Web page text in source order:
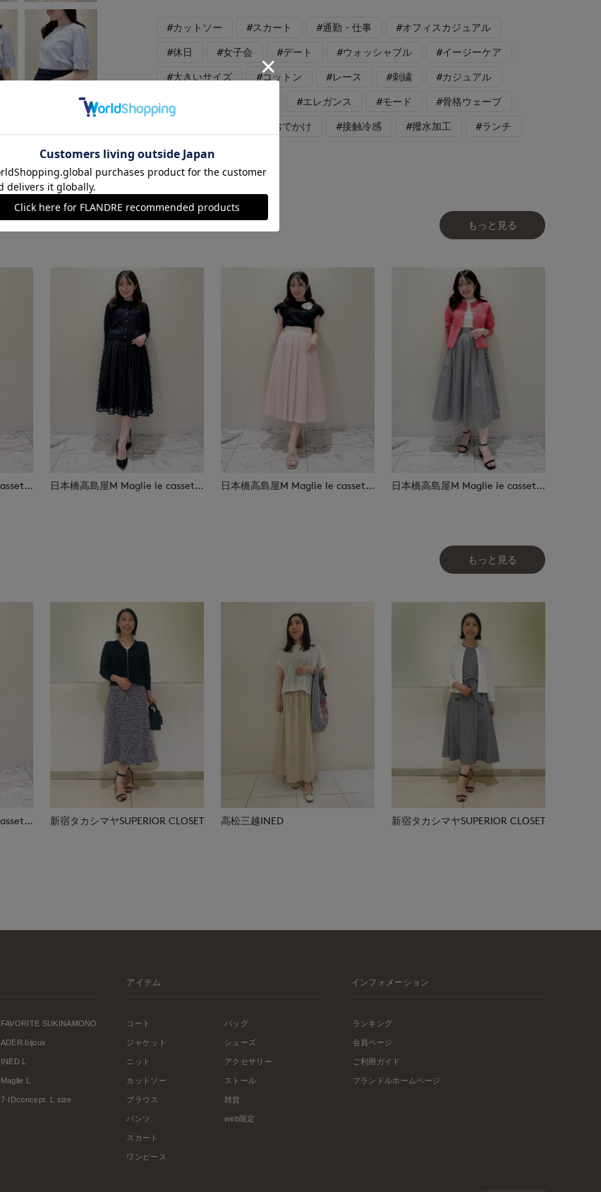
#カットソー #スカート #通勤・仕事 #オフィスカジュアル
#休日 #女子会 #デート #ウォッシャブル #イージーケア
#大きいサイズ #コットン #レース #刺繍 #カジュアル
#エレガンス #モード #骨格ウェーブ
#おでかけ #接触冷感 #撥水加工 #ランチ
もっと見る
日本橋高島屋M Maglie le cassetto 日本橋高島屋M Maglie le cassetto 日本橋高島屋M Maglie le cassetto 日本橋高島屋M Maglie le cassetto
もっと見る
日本橋高島屋M Maglie le cassetto 新宿タカシマヤSUPERIOR CLOSET 高松三越INED 新宿タカシマヤSUPERIOR CLOSET
FAVORITE SUKINAMONO
ADER.bijoux
INED L
Maglie L
7-IDconcept. L size
アイテム
コート
ジャケット
ニット
カットソー
ブラウス
パンツ
スカート
ワンピース
バッグ
シューズ
アクセサリー
ストール
雑貨
web限定
インフォメーション
ランキング
会員ページ
ご利用ガイド
フランドルホームページ